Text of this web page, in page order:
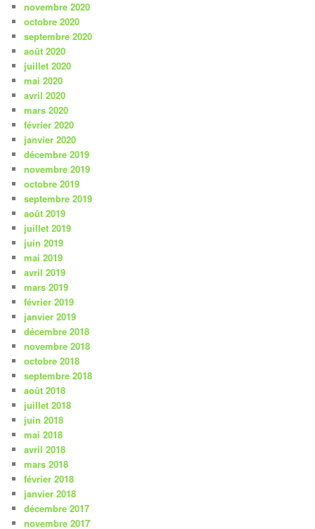
novembre 2020
octobre 2020
septembre 2020
août 2020
juillet 2020
mai 2020
avril 2020
mars 2020
février 2020
janvier 2020
décembre 2019
novembre 2019
octobre 2019
septembre 2019
août 2019
juillet 2019
juin 2019
mai 2019
avril 2019
mars 2019
février 2019
janvier 2019
décembre 2018
novembre 2018
octobre 2018
septembre 2018
août 2018
juillet 2018
juin 2018
mai 2018
avril 2018
mars 2018
février 2018
janvier 2018
décembre 2017
novembre 2017